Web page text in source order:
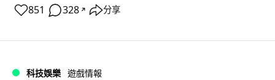
851 328 ↗ 分享
科技娛樂 遊戲情報